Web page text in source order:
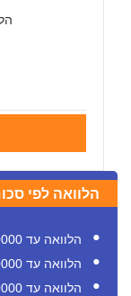
הלוואה לפי
הלוואה עד 10000 שקל
הלוואה עד 20000 שקל
הלוואה עד 30000 ש"ח